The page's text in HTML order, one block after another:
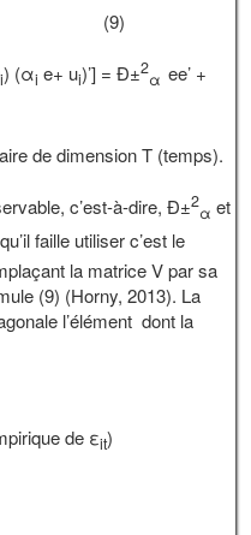
(9)
i) (αi e+ ui)’] = Ð±2
α ee’ +
de dimension T (temps).
c’est-à-dire, Ð±2
α et
faille utiliser c’est le
la matrice V par sa
(9) (Horny, 2013). La
l’élément dont la
de εit)